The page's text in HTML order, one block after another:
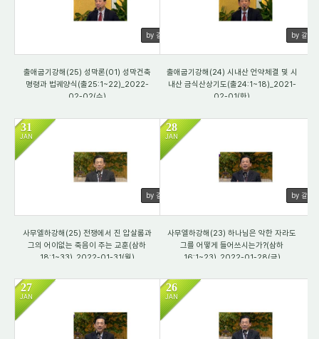
by 갈렙
출애굽기강해(25) 성막론(01) 성막건축
명령과 법궤양식(출25:1~22)_2022-
02-02(수)
by 갈렙
출애굽기강해(24) 시내산 언약체결 및 시
내산 금식산상기도(출24:1~18)_2021-
02-01(화)
31
JAN
by 갈렙
사무엘하강해(25) 전쟁에서 진 압살롬과
그의 어이없는 죽음이 주는 교훈(삼하
18:1~33)_2022-01-31(월)
28
JAN
by 갈렙
사무엘하강해(23) 하나님은 악한 자라도
그를 어떻게 들어쓰시는가?(삼하
16:1~23)_2022-01-28(금)
27
JAN
26
JAN